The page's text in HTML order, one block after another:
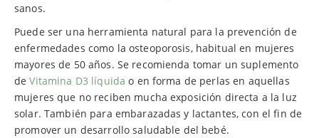
sanos.
Puede ser una herramienta natural para la prevención de
enfermedades como la osteoporosis, habitual en mujeres
mayores de 50 años. Se recomienda tomar un suplemento
deVitamina D3 líquida o en forma de perlas en aquellas
mujeres que no reciben mucha exposición directa a la luz
solar. También para embarazadas y lactantes, con el fin de
promover un desarrollo saludable del bebé.